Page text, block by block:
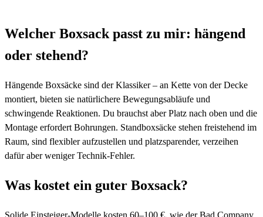
Welcher Boxsack passt zu mir: hängend
oder stehend?
Hängende Boxsäcke sind der Klassiker – an Kette von der Decke
montiert, bieten sie natürlichere Bewegungsabläufe und
schwingende Reaktionen. Du brauchst aber Platz nach oben und die
Montage erfordert Bohrungen. Standboxsäcke stehen freistehend im
Raum, sind flexibler aufzustellen und platzsparender, verzeihen
dafür aber weniger Technik-Fehler.
Was kostet ein guter Boxsack?
Solide Einsteiger-Modelle kosten 60–100 €, wie der Bad Company